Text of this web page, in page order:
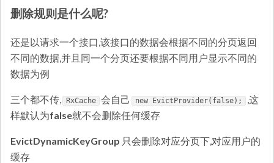
删除规则是什么呢?
还是以请求一个接口,该接口的数据会根据不同的分页返回
不同的数据,并且同一个分页还要根据不同用户显示不同的
数据为例
三个都不传, RxCache 会自己 new EvictProvider(false);
,这
样默认为false就不会删除任何缓存
EvictDynamicKeyGroup 只会删除对应分页下,对应用户的
缓存